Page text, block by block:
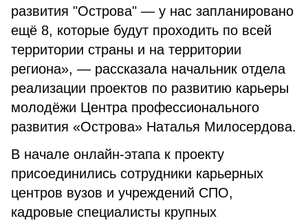
развития "Острова" — у нас запланировано
ещё 8, которые будут проходить по всей
территории страны и на территории
региона», — рассказала начальник отдела
реализации проектов по развитию карьеры
молодёжи Центра профессионального
развития «Острова» Наталья Милосердова.
В начале онлайн-этапа к проекту
присоединились сотрудники карьерных
центров вузов и учреждений СПО,
кадровые специалисты крупных